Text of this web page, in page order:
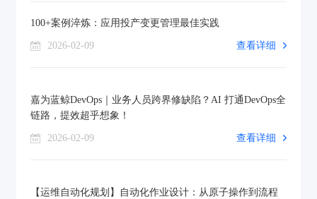
100+案例淬炼：应用投产变更管理最佳实践
2026-02-09 查看详细
嘉为蓝鲸DevOps｜业务人员跨界修缺陷？AI 打通DevOps全
链路，提效超乎想象！
2026-02-09 查看详细
【运维自动化规划】自动化作业设计：从原子操作到流程